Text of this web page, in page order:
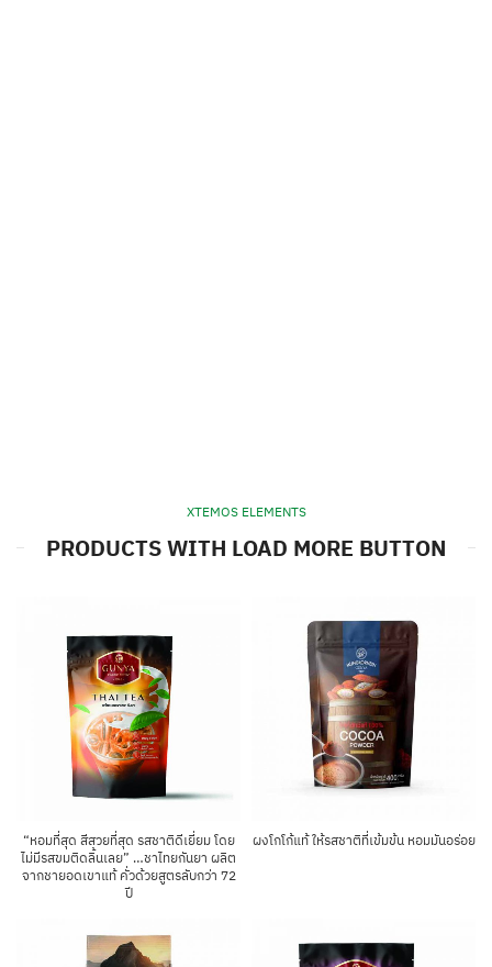
XTEMOS ELEMENTS
PRODUCTS WITH LOAD MORE BUTTON
“หอมที่สุด สีสวยที่สุด รสชาติดีเยี่ยม โดย
ไม่มีรสขมติดลิ้นเลย” …ชาไทยกันยา ผลิต
จากชายอดเขาแท้ คั่วด้วยสูตรลับกว่า 72
ปี
ผงโกโก้แท้ ให้รสชาติที่เข้มข้น หอมมันอร่อย